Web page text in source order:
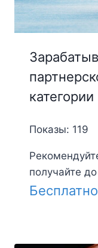
Показы: 119
получайте
Бесплатно